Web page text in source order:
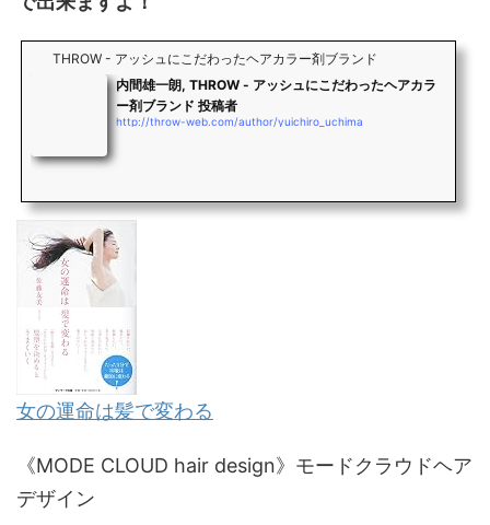
THROW - アッシュにこだわったヘアカラー剤ブランド
内間雄一朗, THROW - アッシュにこだわったヘアカラ
ー剤ブランド 投稿者
http://throw-web.com/author/yuichiro_uchima
女の運命は髪で変わる
《MODE CLOUD hair design》モードクラウドヘア
デザイン